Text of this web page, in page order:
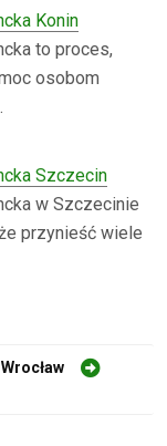
Konin
to proces,
osobom
Szczecin
w Szczecinie
przynieść wiele